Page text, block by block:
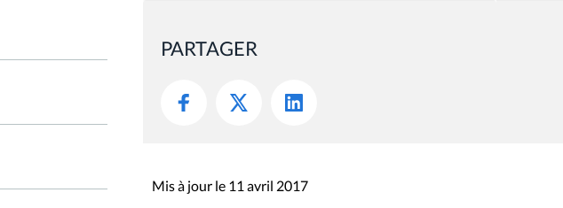
PARTAGER
Mis à jour le 11 avril 2017